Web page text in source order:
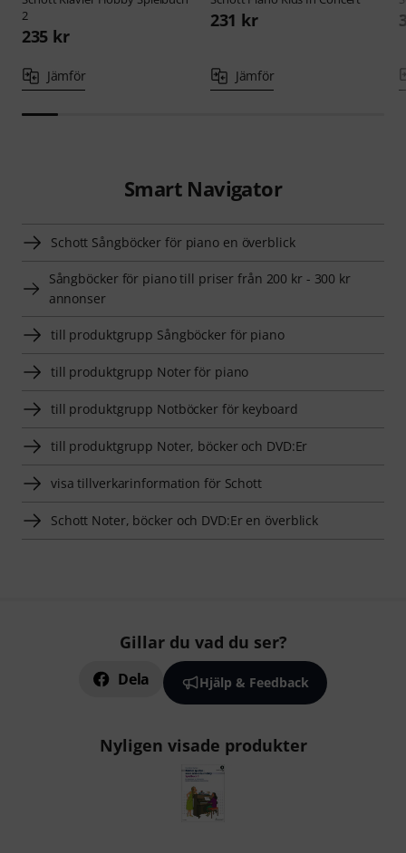
2
235 kr
Jämför
231 kr
Jämför
Smart Navigator
Schott Sångböcker för piano en överblick
Sångböcker för piano till priser från 200 kr - 300 kr
annonser
till produktgrupp Sångböcker för piano
till produktgrupp Noter för piano
till produktgrupp Notböcker för keyboard
till produktgrupp Noter, böcker och DVD:Er
visa tillverkarinformation för Schott
Schott Noter, böcker och DVD:Er en överblick
Gillar du vad du ser?
Dela Hjälp & Feedback
Nyligen visade produkter